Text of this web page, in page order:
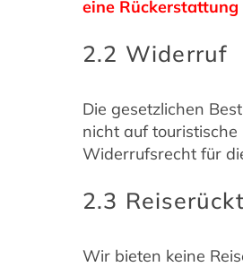
eine
2.2 Widerruf
Die gesetzlichen
nicht auf
Widerrufsrecht für
2.3
Wir bieten keine